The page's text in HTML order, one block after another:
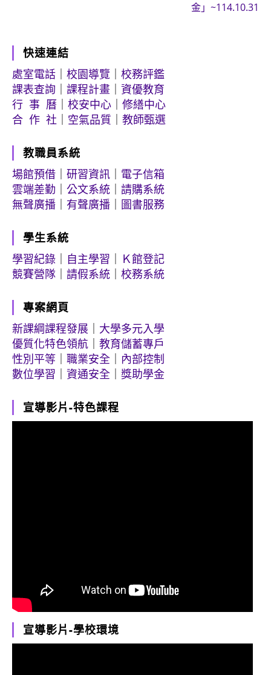
金」~114.10.31
快速連結
處室電話
校園導覽
校務評鑑
課表查詢
課程計畫
資優教育
行 事 曆
校安中心
修繕中心
合 作 社
空氣品質 教師甄選
教職員系統
場館預借
研習資訊
電子信箱
雲端差勤
公文系統
請購系統
無聲廣播
有聲廣播 圖書服務
學生系統
學習紀錄
自主學習
Ｋ館登記
競賽營隊
請假系統 校務系統
專案網頁
新課綱課程發展
大學多元入學
優質化特色領航
教育儲蓄專戶
性別平等
職業安全
內部控制
數位學習
資通安全 獎助學金
宣導影片-特色課程
宣導影片-學校環境